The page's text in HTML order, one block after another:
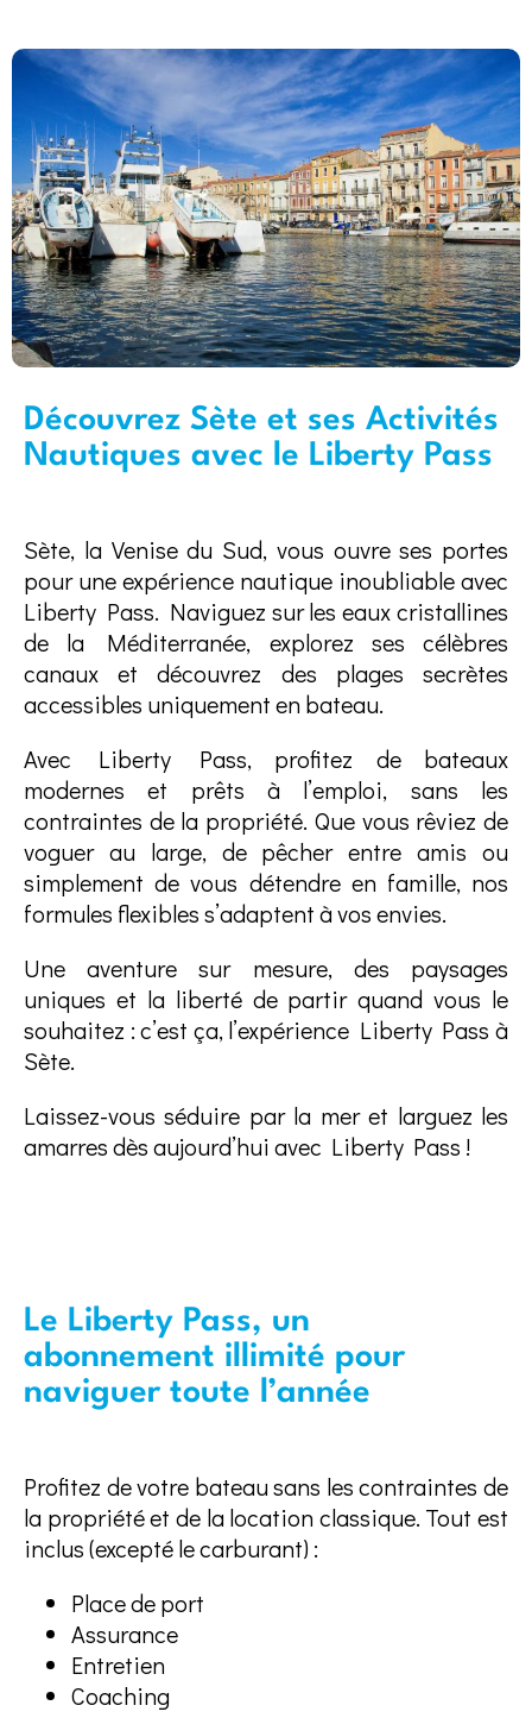
Découvrez Sète et ses Activités
Nautiques avec le Liberty Pass
Sète, la Venise du Sud, vous ouvre ses portes
pour une expérience nautique inoubliable avec
Liberty Pass. Naviguez sur les eaux cristallines
de la Méditerranée, explorez ses célèbres
canaux et découvrez des plages secrètes
accessibles uniquement en bateau.
Avec Liberty Pass, profitez de bateaux
modernes et prêts à l’emploi, sans les
contraintes de la propriété. Que vous rêviez de
voguer au large, de pêcher entre amis ou
simplement de vous détendre en famille, nos
formules flexibles s’adaptent à vos envies.
Une aventure sur mesure, des paysages
uniques et la liberté de partir quand vous le
souhaitez : c’est ça, l’expérience Liberty Pass à
Sète.
Laissez-vous séduire par la mer et larguez les
amarres dès aujourd’hui avec Liberty Pass !
Le Liberty Pass, un
abonnement illimité pour
naviguer toute l’année
Profitez de votre bateau sans les contraintes de
la propriété et de la location classique. Tout est
inclus (excepté le carburant) :
Place de port
Assurance
Entretien
Coaching